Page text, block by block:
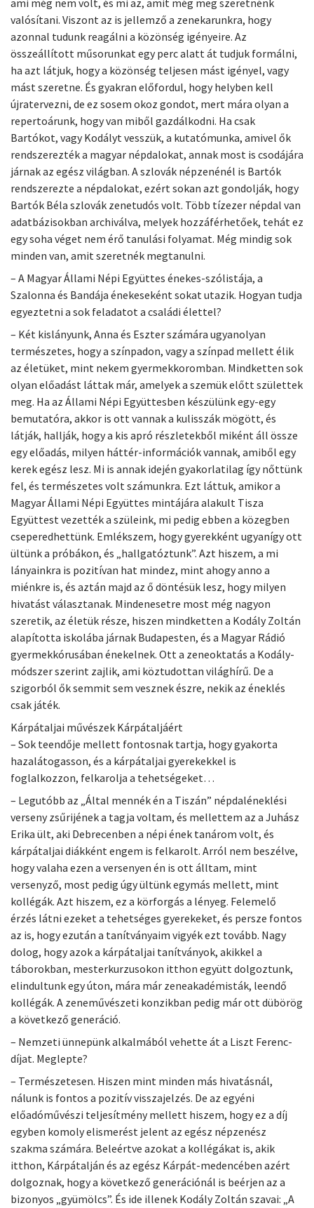
ami még nem volt, és mi az, amit még meg szeretnénk
valósítani. Viszont az is jellemző a zenekarunkra, hogy
azonnal tudunk reagálni a közönség igényeire. Az
összeállított műsorunkat egy perc alatt át tudjuk formálni,
ha azt látjuk, hogy a közönség teljesen mást igényel, vagy
mást szeretne. És gyakran előfordul, hogy helyben kell
újratervezni, de ez sosem okoz gondot, mert mára olyan a
repertoárunk, hogy van miből gazdálkodni. Ha csak
Bartókot, vagy Kodályt vesszük, a kutatómunka, amivel ők
rendszerezték a magyar népdalokat, annak most is csodájára
járnak az egész világban. A szlovák népzenénél is Bartók
rendszerezte a népdalokat, ezért sokan azt gondolják, hogy
Bartók Béla szlovák zenetudós volt. Több tízezer népdal van
adatbázisokban archiválva, melyek hozzáférhetőek, tehát ez
egy soha véget nem érő tanulási folyamat. Még mindig sok
minden van, amit szeretnék megtanulni.
– A Magyar Állami Népi Együttes énekes-szólistája, a
Szalonna és Bandája énekeseként sokat utazik. Hogyan tudja
egyeztetni a sok feladatot a családi élettel?
– Két kislányunk, Anna és Eszter számára ugyanolyan
természetes, hogy a színpadon, vagy a színpad mellett élik
az életüket, mint nekem gyermekkoromban. Mindketten sok
olyan előadást láttak már, amelyek a szemük előtt születtek
meg. Ha az Állami Népi Együttesben készülünk egy-egy
bemutatóra, akkor is ott vannak a kulisszák mögött, és
látják, hallják, hogy a kis apró részletekből miként áll össze
egy előadás, milyen háttér-információk vannak, amiből egy
kerek egész lesz. Mi is annak idején gyakorlatilag így nőttünk
fel, és természetes volt számunkra. Ezt láttuk, amikor a
Magyar Állami Népi Együttes mintájára alakult Tisza
Együttest vezették a szüleink, mi pedig ebben a közegben
cseperedhettünk. Emlékszem, hogy gyerekként ugyanígy ott
ültünk a próbákon, és „hallgatóztunk”. Azt hiszem, a mi
lányainkra is pozitívan hat mindez, mint ahogy anno a
miénkre is, és aztán majd az ő döntésük lesz, hogy milyen
hivatást választanak. Mindenesetre most még nagyon
szeretik, az életük része, hiszen mindketten a Kodály Zoltán
alapította iskolába járnak Budapesten, és a Magyar Rádió
gyermekkórusában énekelnek. Ott a zeneoktatás a Kodály-
módszer szerint zajlik, ami köztudottan világhírű. De a
szigorból ők semmit sem vesznek észre, nekik az éneklés
csak játék.
Kárpátaljai művészek Kárpátaljáért
– Sok teendője mellett fontosnak tartja, hogy gyakorta
hazalátogasson, és a kárpátaljai gyerekekkel is
foglalkozzon, felkarolja a tehetségeket…
– Legutóbb az „Által mennék én a Tiszán” népdaléneklési
verseny zsűrijének a tagja voltam, és mellettem az a Juhász
Erika ült, aki Debrecenben a népi ének tanárom volt, és
kárpátaljai diákként engem is felkarolt. Arról nem beszélve,
hogy valaha ezen a versenyen én is ott álltam, mint
versenyző, most pedig úgy ültünk egymás mellett, mint
kollégák. Azt hiszem, ez a körforgás a lényeg. Felemelő
érzés látni ezeket a tehetséges gyerekeket, és persze fontos
az is, hogy ezután a tanítványaim vigyék ezt tovább. Nagy
dolog, hogy azok a kárpátaljai tanítványok, akikkel a
táborokban, mesterkurzusokon itthon együtt dolgoztunk,
elindultunk egy úton, mára már zeneakadémisták, leendő
kollégák. A zeneművészeti konzikban pedig már ott dübörög
a következő generáció.
– Nemzeti ünnepünk alkalmából vehette át a Liszt Ferenc-
díjat. Meglepte?
– Természetesen. Hiszen mint minden más hivatásnál,
nálunk is fontos a pozitív visszajelzés. De az egyéni
előadóművészi teljesítmény mellett hiszem, hogy ez a díj
egyben komoly elismerést jelent az egész népzenész
szakma számára. Beleértve azokat a kollégákat is, akik
itthon, Kárpátalján és az egész Kárpát-medencében azért
dolgoznak, hogy a következő generációnál is beérjen az a
bizonyos „gyümölcs”. És ide illenek Kodály Zoltán szavai: „A